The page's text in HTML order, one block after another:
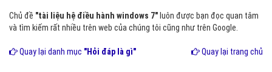
Chủ đề "tài liệu hệ điều hành windows 7" luôn được bạn đọc quan tâm
và tìm kiếm rất nhiều trên web của chúng tôi cũng như trên Google.
Quay lại danh mục "Hỏi đáp là gì" Quay lại trang chủ